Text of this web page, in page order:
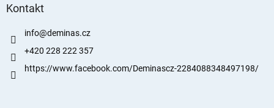
Kontakt
info@deminas.cz
+420 228 222 357
https://www.facebook.com/Deminascz-2284088348497198/